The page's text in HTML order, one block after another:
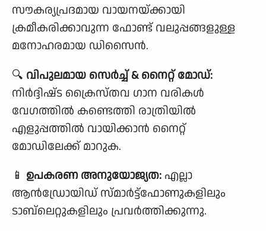
സൗകര്യപ്രദമായ വായനയ്ക്കായി
ക്രമീകരിക്കാവുന്ന ഫോണ്ട് വലുപ്പങ്ങളുള്ള
മനോഹരമായ ഡിസൈൻ.
🔍 വിപുലമായ സെർച്ച് & നൈറ്റ് മോഡ്:
നിർദ്ദിഷ്‌ട ക്രൈസ്തവ ഗാന വരികൾ
വേഗത്തിൽ കണ്ടെത്തി രാത്രിയിൽ
എളുപ്പത്തിൽ വായിക്കാൻ നൈറ്റ്
മോഡിലേക്ക് മാറുക.
📱 ഉപകരണ അനുയോജ്യത: എല്ലാ
ആൻഡ്രോയിഡ് സ്മാർട്ട്‌ഫോണുകളിലും
ടാബ്‌ലെറ്റുകളിലും പ്രവർത്തിക്കുന്നു.